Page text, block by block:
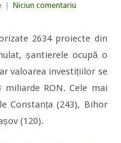
Niciun comentariu
2634 proiecte din
șantierele ocupă o
valoarea investițiilor se
RON. Cele mai
Constanța (243), Bihor
(120).